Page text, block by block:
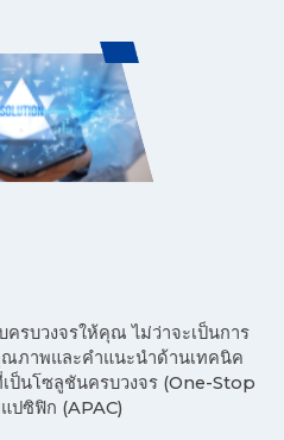
ครบวงจรให้คุณ ไม่ว่าจะเป็นการ
ภาพและคำแนะนำด้านเทคนิค
ป็นโซลูชันครบวงจร (One-Stop
แปซิฟิก (APAC)